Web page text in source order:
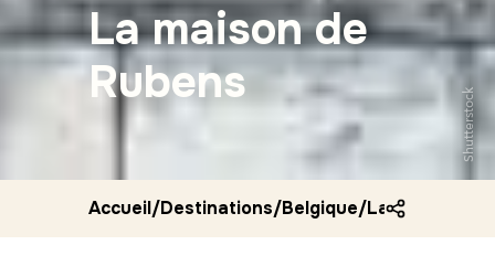
La maison de
Rubens
Shutterstock
Accueil/Destinations/Belgique/La maison de